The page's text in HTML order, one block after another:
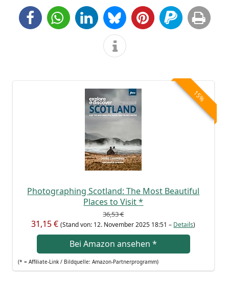
15%
Pho­to­gra­phing Scot­land: The Most Beau­tiful
Places to Visit*
36,53 €
31,15 € (Stand von: 12. Novem­ber 2025 18:51 – Details)
Bei Ama­zon anse­hen*
(* = Affi­lia­te-Link / Bild­quel­le: Amazon-Partnerprogramm)